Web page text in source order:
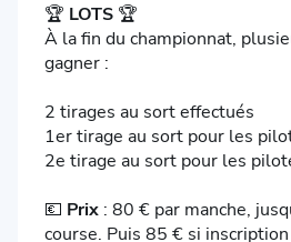
🏆 LOTS 🏆
À la fin du championnat,
gagner :
2 tirages au sort effectués
1er tirage au sort pour les
2e tirage au sort pour les
💶 Prix : 80 € par manche,
course. Puis 85 € si